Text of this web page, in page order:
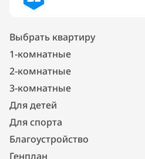
Выбрать квартиру
1-комнатные
2-комнатные
3-комнатные
Для детей
Для спорта
Благоустройство
Генплан